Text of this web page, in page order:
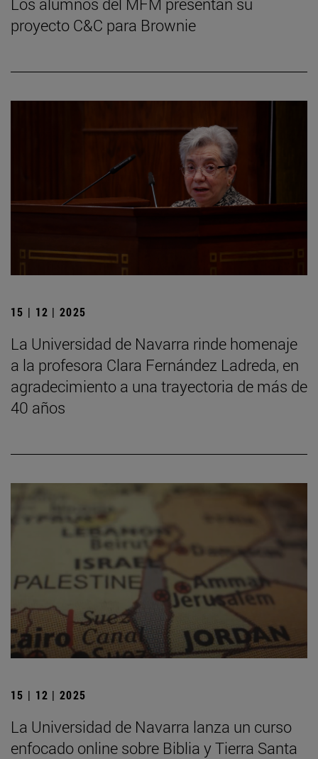
proyecto C&C para Brownie
15 | 12 | 2025
La Universidad de Navarra rinde homenaje
a la profesora Clara Fernández Ladreda, en
agradecimiento a una trayectoria de más de
40 años
15 | 12 | 2025
La Universidad de Navarra lanza un curso
enfocado online sobre Biblia y Tierra Santa